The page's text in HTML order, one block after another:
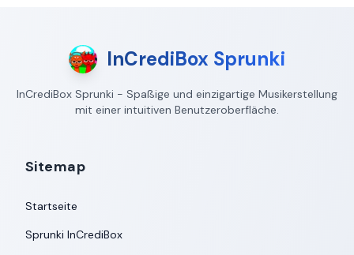
InCrediBox Sprunki
InCrediBox Sprunki - Spaßige und einzigartige Musikerstellung
mit einer intuitiven Benutzeroberfläche.
Sitemap
Startseite
Sprunki InCrediBox